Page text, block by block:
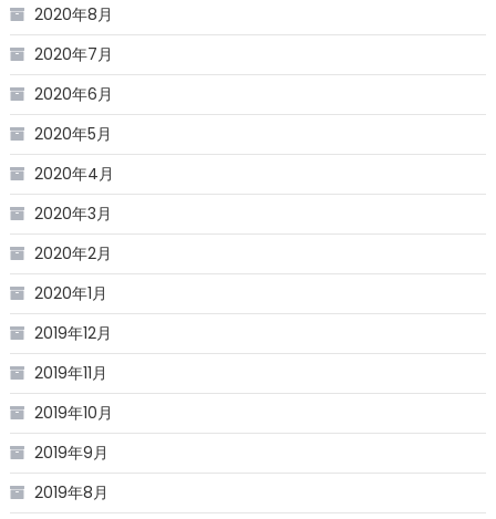
2020年8月
2020年7月
2020年6月
2020年5月
2020年4月
2020年3月
2020年2月
2020年1月
2019年12月
2019年11月
2019年10月
2019年9月
2019年8月